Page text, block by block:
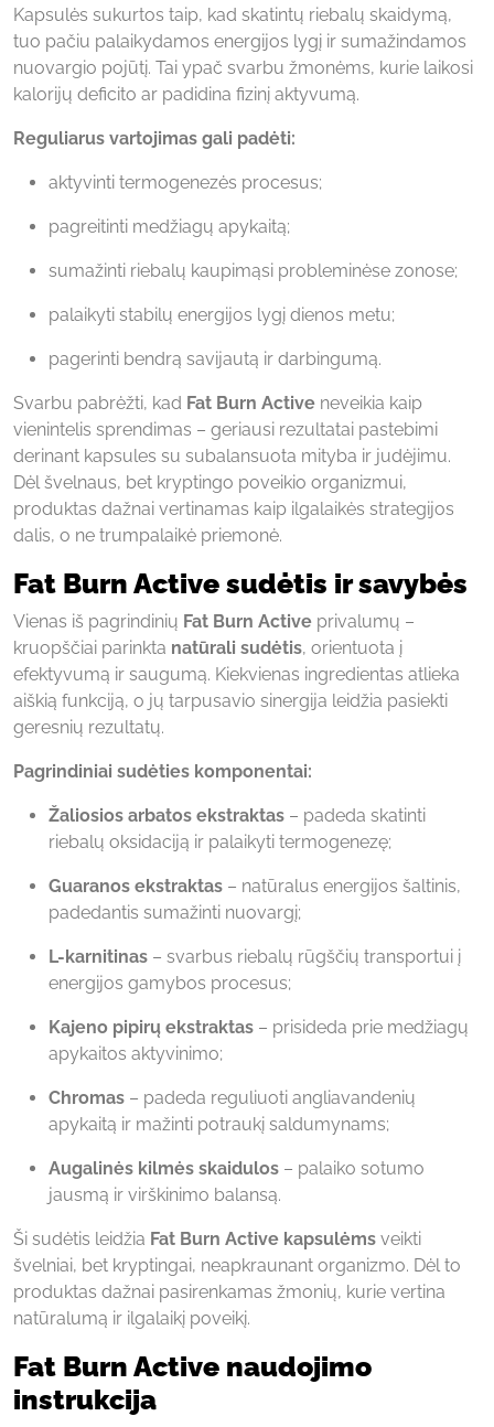
Kapsulės sukurtos taip, kad skatintų riebalų skaidymą,
tuo pačiu palaikydamos energijos lygį ir sumažindamos
nuovargio pojūtį. Tai ypač svarbu žmonėms, kurie laikosi
kalorijų deficito ar padidina fizinį aktyvumą.
Reguliarus vartojimas gali padėti:
aktyvinti termogenezės procesus;
pagreitinti medžiagų apykaitą;
sumažinti riebalų kaupimąsi probleminėse zonose;
palaikyti stabilų energijos lygį dienos metu;
pagerinti bendrą savijautą ir darbingumą.
Svarbu pabrėžti, kad Fat Burn Active neveikia kaip
vienintelis sprendimas – geriausi rezultatai pastebimi
derinant kapsules su subalansuota mityba ir judėjimu.
Dėl švelnaus, bet kryptingo poveikio organizmui,
produktas dažnai vertinamas kaip ilgalaikės strategijos
dalis, o ne trumpalaikė priemonė.
Fat Burn Active sudėtis ir savybės
Vienas iš pagrindinių Fat Burn Active privalumų –
kruopščiai parinkta natūrali sudėtis, orientuota į
efektyvumą ir saugumą. Kiekvienas ingredientas atlieka
aiškią funkciją, o jų tarpusavio sinergija leidžia pasiekti
geresnių rezultatų.
Pagrindiniai sudėties komponentai:
Žaliosios arbatos ekstraktas – padeda skatinti
riebalų oksidaciją ir palaikyti termogenezę;
Guaranos ekstraktas – natūralus energijos šaltinis,
padedantis sumažinti nuovargį;
L-karnitinas – svarbus riebalų rūgščių transportui į
energijos gamybos procesus;
Kajeno pipirų ekstraktas – prisideda prie medžiagų
apykaitos aktyvinimo;
Chromas – padeda reguliuoti angliavandenių
apykaitą ir mažinti potraukį saldumynams;
Augalinės kilmės skaidulos – palaiko sotumo
jausmą ir virškinimo balansą.
Ši sudėtis leidžia Fat Burn Active kapsulėms veikti
švelniai, bet kryptingai, neapkraunant organizmo. Dėl to
produktas dažnai pasirenkamas žmonių, kurie vertina
natūralumą ir ilgalaikį poveikį.
Fat Burn Active naudojimo
instrukcija